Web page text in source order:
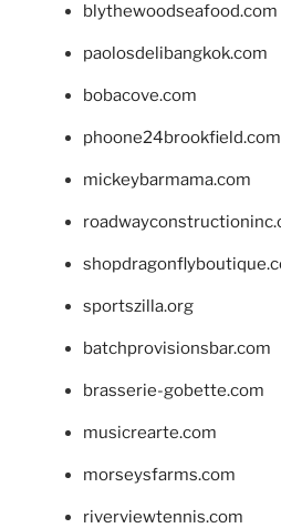
blythewoodseafood.com
paolosdelibangkok.com
bobacove.com
phoone24brookfield.com
mickeybarmama.com
sportszilla.org
batchprovisionsbar.com
brasserie-gobette.com
musicrearte.com
morseysfarms.com
riverviewtennis.com